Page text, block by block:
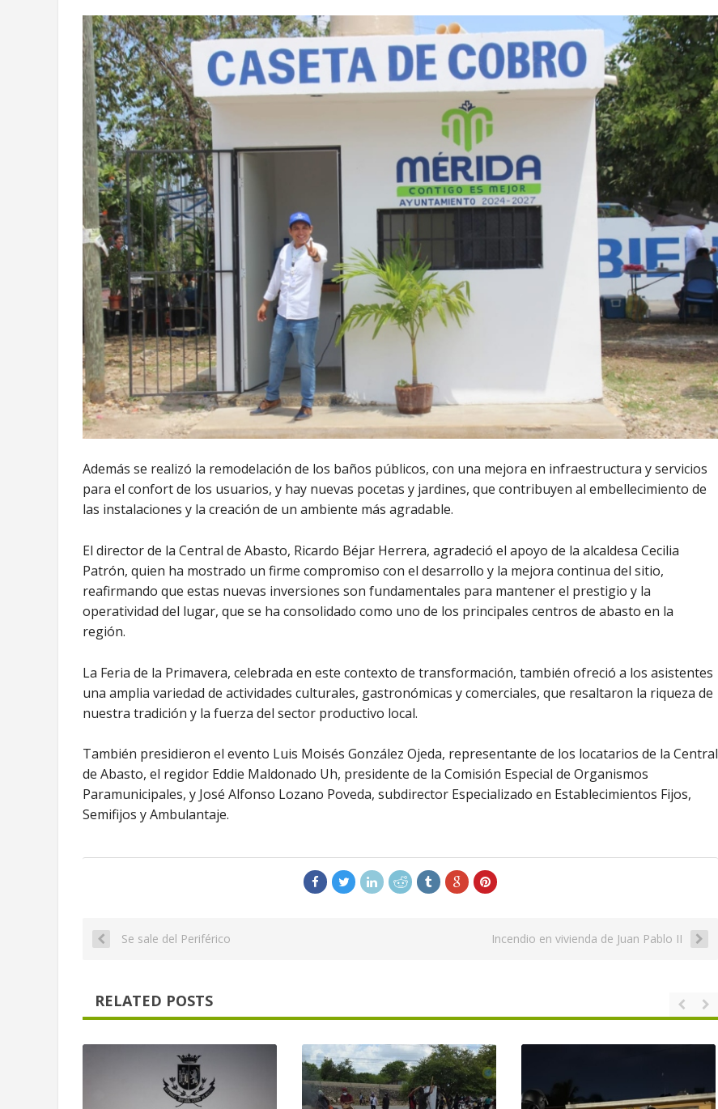
Además se realizó la remodelación de los baños públicos, con una mejora en infraestructura y servicios
para el confort de los usuarios, y hay nuevas pocetas y jardines, que contribuyen al embellecimiento de
las instalaciones y la creación de un ambiente más agradable.
El director de la Central de Abasto, Ricardo Béjar Herrera, agradeció el apoyo de la alcaldesa Cecilia
Patrón, quien ha mostrado un firme compromiso con el desarrollo y la mejora continua del sitio,
reafirmando que estas nuevas inversiones son fundamentales para mantener el prestigio y la
operatividad del lugar, que se ha consolidado como uno de los principales centros de abasto en la
región.
La Feria de la Primavera, celebrada en este contexto de transformación, también ofreció a los asistentes
una amplia variedad de actividades culturales, gastronómicas y comerciales, que resaltaron la riqueza de
nuestra tradición y la fuerza del sector productivo local.
También presidieron el evento Luis Moisés González Ojeda, representante de los locatarios de la Central
de Abasto, el regidor Eddie Maldonado Uh, presidente de la Comisión Especial de Organismos
Paramunicipales, y José Alfonso Lozano Poveda, subdirector Especializado en Establecimientos Fijos,
Semifijos y Ambulantaje.
Se sale del Periférico Incendio en vivienda de Juan Pablo II
RELATED POSTS